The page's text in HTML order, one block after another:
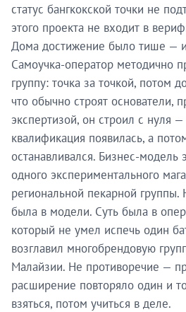
статус бангкокской точки не
этого проекта не входит в
Дома достижение было тише —
Самоучка-оператор методично
группу: точка за точкой, потом
что обычно строят основатели,
экспертизой, он строил с нуля
квалификация появилась, а
останавливался. Бизнес-модель
одного экспериментального
региональной пекарной группы.
была в модели. Суть была в
который не умел испечь один
возглавил многобрендовую
Малайзии. Не противоречие —
расширение повторяло один и
взяться, потом учиться в деле.